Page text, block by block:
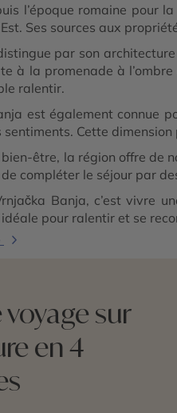
l’époque romaine pour
Ses sources aux
par son
à la promenade à
ralentir.
est également connue
sentiments. Cette
être, la région offre de
compléter le séjour par
Banja, c’est vivre
pour ralentir et se
voyage sur
en 4